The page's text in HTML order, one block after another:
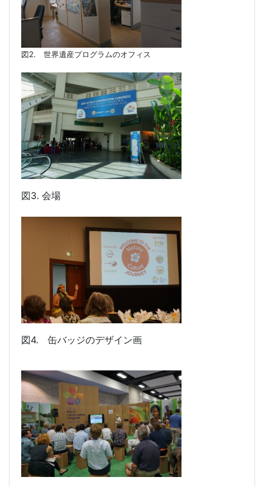
図2. 世界遺産プログラムのオフィス
図3. 会場
図4. 缶バッジのデザイン画